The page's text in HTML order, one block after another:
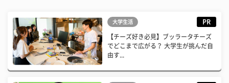
大学生活 PR
【チーズ好き必見】ブッラータチーズ
でどこまで広がる？ 大学生が挑んだ自
由す...